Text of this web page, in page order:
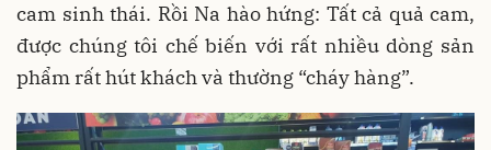
cam sinh thái. Rồi Na hào hứng: Tất cả quả cam,
được chúng tôi chế biến với rất nhiều dòng sản
phẩm rất hút khách và thường “cháy hàng”.